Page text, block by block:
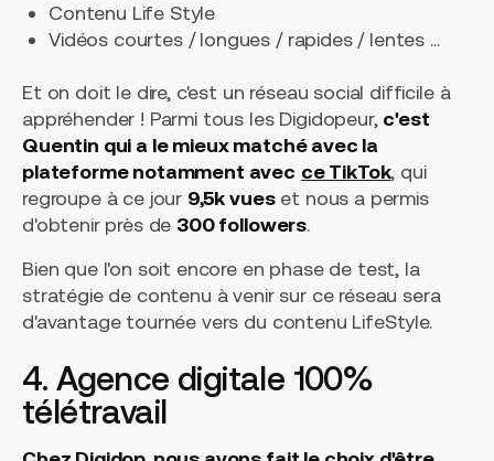
Contenu Life Style
Vidéos courtes / longues / rapides / lentes ...
Et on doit le dire, c'est un réseau social difficile à
appréhender ! Parmi tous les Digidopeur, c'est
Quentin qui a le mieux matché avec la
plateforme notamment avec ce TikTok, qui
regroupe à ce jour 9,5k vueset nous a permis
d'obtenir près de 300 followers.
Bien que l'on soit encore en phase de test, la
stratégie de contenu à venir sur ce réseau sera
d'avantage tournée vers du contenu LifeStyle.
4. Agence digitale 100%
télétravail